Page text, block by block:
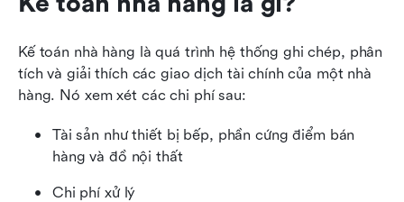
Kế toán nhà hàng là quá trình hệ thống ghi chép, phân
tích và giải thích các giao dịch tài chính của một nhà
hàng. Nó xem xét các chi phí sau:
Tài sản như thiết bị bếp, phần cứng điểm bán
hàng và đồ nội thất
Chi phí xử lý